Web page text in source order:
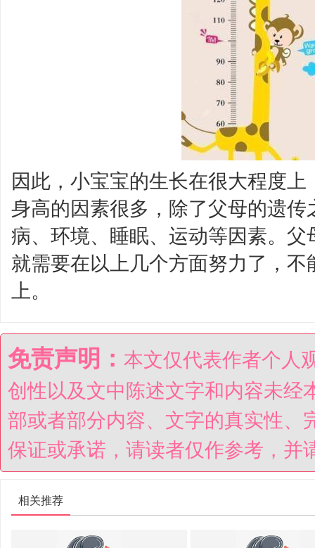
因此，小宝宝的生长在很大程度
身高的因素很多，除了父母的遗
病、环境、睡眠、运动等因素。
就需要在以上几个方面努力了，
上。
免责声明： 本文仅代表作者个人
创性以及文中陈述文字和内容未经
部或者部分内容、文字的真实性、
保证或承诺，请读者仅作参考，并
相关推荐